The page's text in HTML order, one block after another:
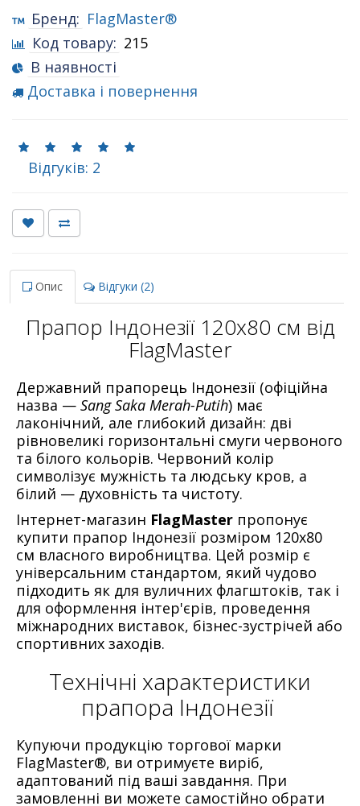
Бренд: FlagMaster®
Код товару: 215
В наявності
Доставка і повернення
Відгуків: 2
Опис Відгуки (2)
Прапор Індонезії 120х80 см від
FlagMaster
Державний прапорець Індонезії (офіційна
назва — Sang Saka Merah-Putih) має
лаконічний, але глибокий дизайн: дві
рівновеликі горизонтальні смуги червоного
та білого кольорів. Червоний колір
символізує мужність та людську кров, а
білий — духовність та чистоту.
Інтернет-магазин FlagMaster пропонує
купити прапор Індонезії розміром 120х80
см власного виробництва. Цей розмір є
універсальним стандартом, який чудово
підходить як для вуличних флагштоків, так і
для оформлення інтер'єрів, проведення
міжнародних виставок, бізнес-зустрічей або
спортивних заходів.
Технічні характеристики
прапора Індонезії
Купуючи продукцію торгової марки
FlagMaster®, ви отримуєте виріб,
адаптований під ваші завдання. При
замовленні ви можете самостійно обрати